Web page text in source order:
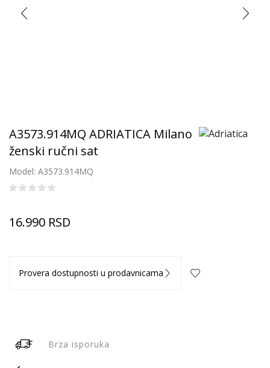
A3573.914MQ ADRIATICA Milano
ženski ručni sat
Model: A3573.914MQ
16.990 RSD
Provera dostupnosti u prodavnicama
Brza isporuka